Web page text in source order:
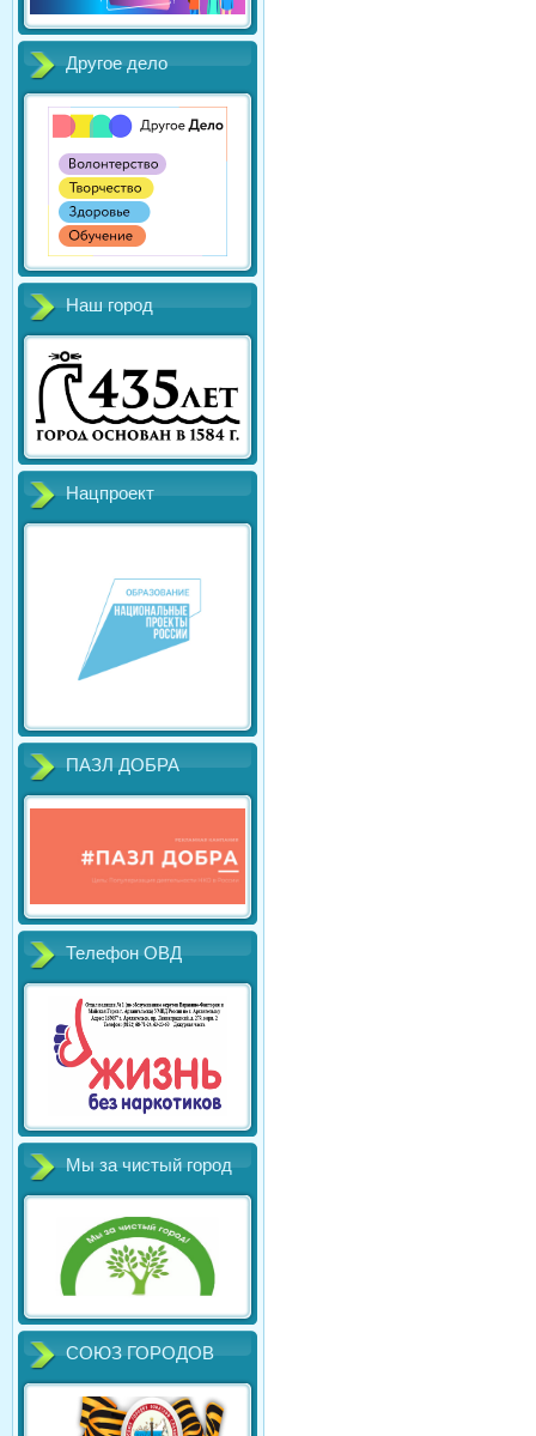
Другое дело
Наш город
Нацпроект
ПАЗЛ ДОБРА
Телефон ОВД
Мы за чистый город
СОЮЗ ГОРОДОВ